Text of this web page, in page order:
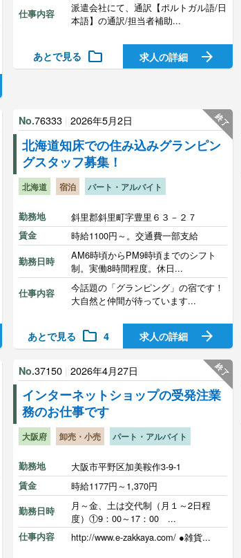
仕事内容
派遣会社にて、通訳【ポルトガル語/日
本語】の通訳/担当者補助...
あとで見る folder 求人の詳細 arrow_forward
No.76333 2026年5月2日
北海道知床での住み込みグランピン
グスタッフ募集！
北海道 宿泊 パート・アルバイト
勤務地 斜里郡斜里町字豊里６３－２７
賃金 時給1100円～。交通費一部支給
勤務日時
AM6時頃からPM9時頃までのシフト
制。実働8時間程度。休日...
仕事内容
今話題の「グランピング」の宿です！
大自然と仲間が待っています...
あとで見る folder 4 求人の詳細 arrow_forward
終了
No.37150 2026年4月27日
インターネットショップの受発注業
務のお仕事です
大阪府 卸売・小売 パート・アルバイト
勤務地 大阪市平野区加美鞍作3-9-1
賃金 時給1177円～1,370円
勤務日時
月～金、土は交代制（月１～2日程
度）①9：00～17：00 ...
仕事内容 http://www.e-zakkaya.com/ ●雑貨...
終了